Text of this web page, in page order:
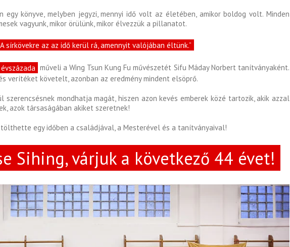
könyve, melyben jegyzi, mennyi idő volt az életében, amikor boldog volt. Minden
vagyunk, mikor örülünk, mikor élvezzük a pillanatot.
A sírkövekre az az idő kerül rá, amennyit valójában éltünk.”
műveli a Wing Tsun Kung Fu művészetét Sifu Máday Norbert tanítványaként.
verítéket követelt, azonban az eredmény mindent elsöprő.
szerencsésnek mondhatja magát, hiszen azon kevés emberek közé tartozik, akik azzal
azok társaságában akiket szeretnek!
egy időben a családjával, a Mesterével és a tanítványaival!
Sihing, várjuk a következő 44 évet!